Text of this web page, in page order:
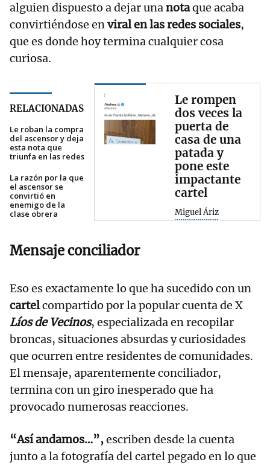
alguien dispuesto a dejar unanotaque acaba
convirtiéndose enviral en las redes sociales,
que es donde hoy termina cualquier cosa
curiosa.
RELACIONADAS
Le roban la compra
del ascensor y deja
esta nota que
triunfa en las redes
La razón por la que
el ascensor se
convirtió en
enemigo de la
clase obrera
Le rompen
dos veces la
puerta de
casa de una
patada y
pone este
impactante
cartel
Miguel Áriz
Mensaje conciliador
Eso es exactamente lo que ha sucedido con un
cartelcompartido por la popular cuenta de X
Líos de Vecinos, especializada en recopilar
broncas, situaciones absurdas y curiosidades
que ocurren entre residentes de comunidades.
El mensaje, aparentemente conciliador,
termina con un giro inesperado que ha
provocado numerosas reacciones.
“Así andamos…”,escriben desde la cuenta
junto a la fotografía del cartel pegado en lo que